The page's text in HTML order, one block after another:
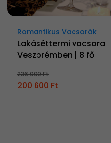
Romantikus Vacsorák
Lakáséttermi vacsora
Veszprémben | 8 fő
236 000 Ft
200 600 Ft